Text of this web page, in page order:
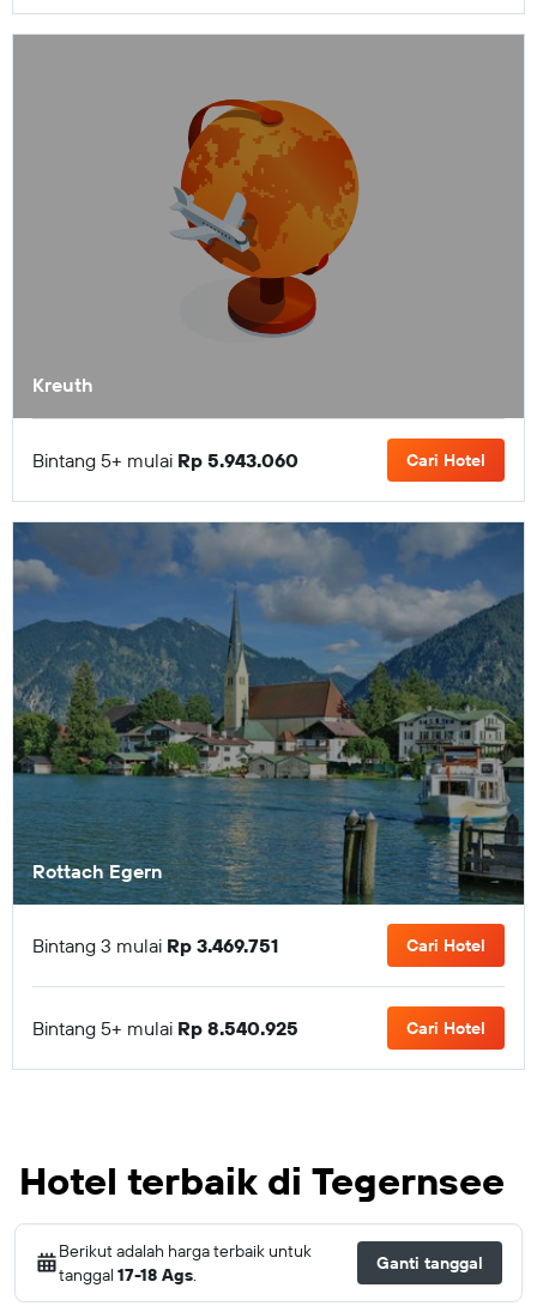
Kreuth
Bintang 5+ mulai Rp 5.943.060 Cari Hotel
Rottach Egern
Bintang 3 mulai Rp 3.469.751 Cari Hotel
Bintang 5+ mulai Rp 8.540.925 Cari Hotel
Hotel terbaik di Tegernsee
Berikut adalah harga terbaik untuk
tanggal 17-18 Ags.
Ganti tanggal